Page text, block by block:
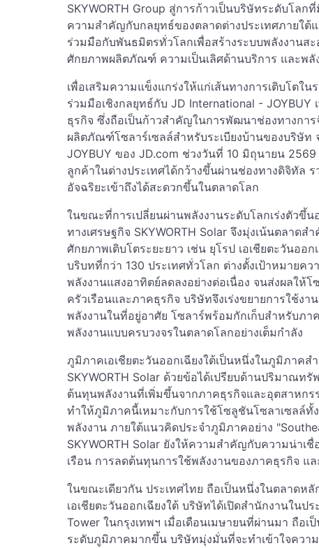
SKYWORTH Group สู่การก้าวเป็นบริษัทระดับโลก
ความสำคัญกับกลยุทธ์ของตลาดต่างประเทศภายใต้
ร่วมมือกับพันธมิตรทั่วโลกเพื่อสร้างระบบพลังงานส
ศักยภาพผลิตภัณฑ์ ความเป็นเลิศด้านบริการ และพลั
เพื่อเสริมความแข็งแกร่งให้แก่เส้นทางการเติบโตใ
ร่วมมือเชิงกลยุทธ์กับ JD International - JOYBUY
ธุรกิจ ซึ่งถือเป็นก้าวสำคัญในการพัฒนาช่องทางกา
ผลิตภัณฑ์โซลาร์เซลล์สำหรับระเบียงบ้านของบริษัท
JOYBUY ของ JD.com ช่วงวันที่ 10 มิถุนายน
ลูกค้าในต่างประเทศได้กว้างขึ้นผ่านช่องทางดิจิทั
อัจฉริยะเข้าถึงได้สะดวกขึ้นในตลาดโลก
ในขณะที่การเปลี่ยนผ่านพลังงานระดับโลกเร่งตัวขึ้น
ทางเศรษฐกิจ SKYWORTH Solar จึงมุ่งเน้นตลาด
ศักยภาพเติบโตระยะยาว เช่น ยุโรป เอเชียตะวันออ
บริบทที่กว่า 130 ประเทศทั่วโลก ต่างตั้งเป้าหมายค
พลังงานแสงอาทิตย์ลดลงอย่างต่อเนื่อง จนส่งผลใ
ครัวเรือนและภาคธุรกิจ บริษัทจึงเร่งขยายการใช้ง
พลังงานในที่อยู่อาศัย โซลาร์พร้อมกักเก็บสำหรับภ
พลังงานแบบครบวงจรในตลาดโลกอย่างเต็มกำลัง
ภูมิภาคเอเชียตะวันออกเฉียงใต้เป็นหนึ่งในภูมิภาค
SKYWORTH Solar ด้วยข้อได้เปรียบด้านปริมาณท
ต้นทุนพลังงานที่เพิ่มขึ้นจากภาคธุรกิจและอุตสาหก
ทำให้ภูมิภาคนี้เหมาะกับการใช้โซลูชันโซลาเซลล์ทั้
พลังงาน ภายใต้แนวคิดประจำภูมิภาคอย่าง
SKYWORTH Solar ยังให้ความสำคัญกับความน่า
เรือน การลดต้นทุนการใช้พลังงานของภาคธุรกิจ แ
ในขณะเดียวกัน ประเทศไทย ถือเป็นหนึ่งในตลาดห
เอเชียตะวันออกเฉียงใต้ บริษัทได้เปิดสำนักงานในป
Tower ในกรุงเทพฯ เมื่อเดือนเมษายนที่ผ่านมา ถือ
ระดับภูมิภาคมากขึ้น บริษัทมุ่งมั่นที่จะทำเข้าใจควา